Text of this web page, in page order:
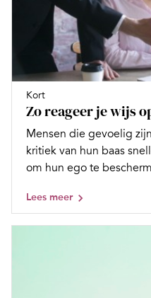
Kort
Zo reageer je wijs
Mensen die gevoelig
kritiek van hun baas
om hun ego te
Lees meer